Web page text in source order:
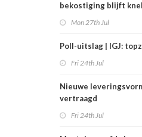
bekostiging blijft
Mon 27th Jul
Poll-uitslag | IGJ:
Fri 24th Jul
Nieuwe
vertraagd
Fri 24th Jul